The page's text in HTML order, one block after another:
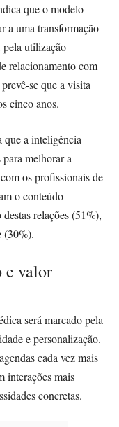
que o modelo
a uma transformação
utilização
relacionamento com
se que a visita
cinco anos.
a inteligência
melhorar a
os profissionais de
o conteúdo
relações (51%),
(30%).
e valor
será marcado pela
e personalização.
cada vez mais
interações mais
concretas.